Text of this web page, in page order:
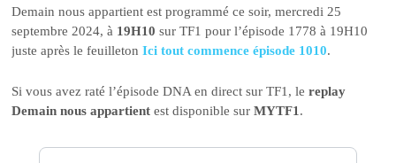
Demain nous appartient est programmé ce soir, mercredi 25
septembre 2024, à 19H10 sur TF1 pour l’épisode 1778 à 19H10
juste après le feuilletonIci tout commence épisode 1010.
Si vous avez raté l’épisode DNA en direct sur TF1, lereplay
Demain nous appartient est disponible surMYTF1 .